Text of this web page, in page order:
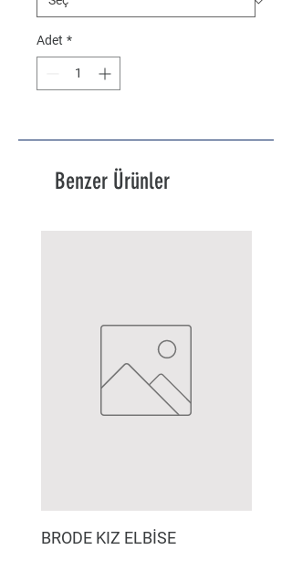
Adet *
Benzer Ürünler
BRODE KIZ ELBİSE